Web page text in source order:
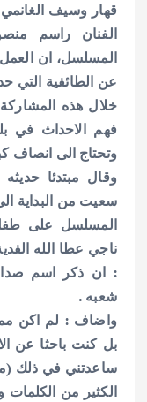
قهار وسيف
الفنان راسم
المسلسل، ان
عن الطائفية التي
خلال هذه
فهم الاحداث في
وتحتاج الى انصاف
وقال مبتدئا
سعيت من البداية
المسلسل على
ناجي عطا الله
: ان ذكر اسم صدام
شعبه .
واضاف : لم اكن
بل كنت باحثا عن
ساعدتني في ذلك
الكثير من الكلمات